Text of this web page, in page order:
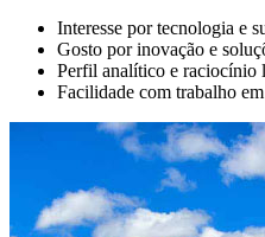
Interesse por tecnologia e
Gosto por inovação e
Perfil analítico e raciocínio
Facilidade com trabalho